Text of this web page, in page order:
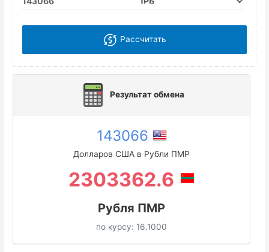
Рассчитать
Результат обмена
143066
Долларов США в Рубли ПМР
2303362.6
Рубля ПМР
по курсу: 16.1000